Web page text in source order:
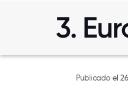
3.
Publicado el